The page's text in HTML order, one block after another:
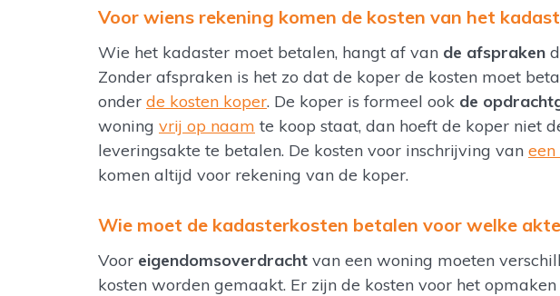
Voor wiens rekening komen de kosten van het
Wie het kadaster moet betalen, hangt af van de afspraken
Zonder afspraken is het zo dat de koper de kosten moet
onder de kosten koper. De koper is formeel ook de
woning vrij op naam te koop staat, dan hoeft de koper niet
leveringsakte te betalen. De kosten voor inschrijving van
komen altijd voor rekening van de koper.
Wie moet de kadasterkosten betalen voor welke
Voor eigendomsoverdracht van een woning moeten
kosten worden gemaakt. Er zijn de kosten voor het